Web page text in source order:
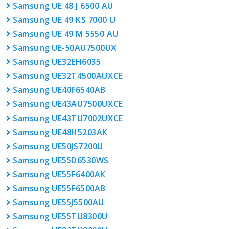
Samsung UE 48 J 6500 AU
Samsung UE 49 KS 7000 U
Samsung UE 49 M 5550 AU
Samsung UE-50AU7500UX
Samsung UE32EH6035
Samsung UE32T4500AUXCE
Samsung UE40F6540AB
Samsung UE43AU7500UXCE
Samsung UE43TU7002UXCE
Samsung UE48H5203AK
Samsung UE50JS7200U
Samsung UE55D6530WS
Samsung UE55F6400AK
Samsung UE55F6500AB
Samsung UE55J5500AU
Samsung UE55TU8300U